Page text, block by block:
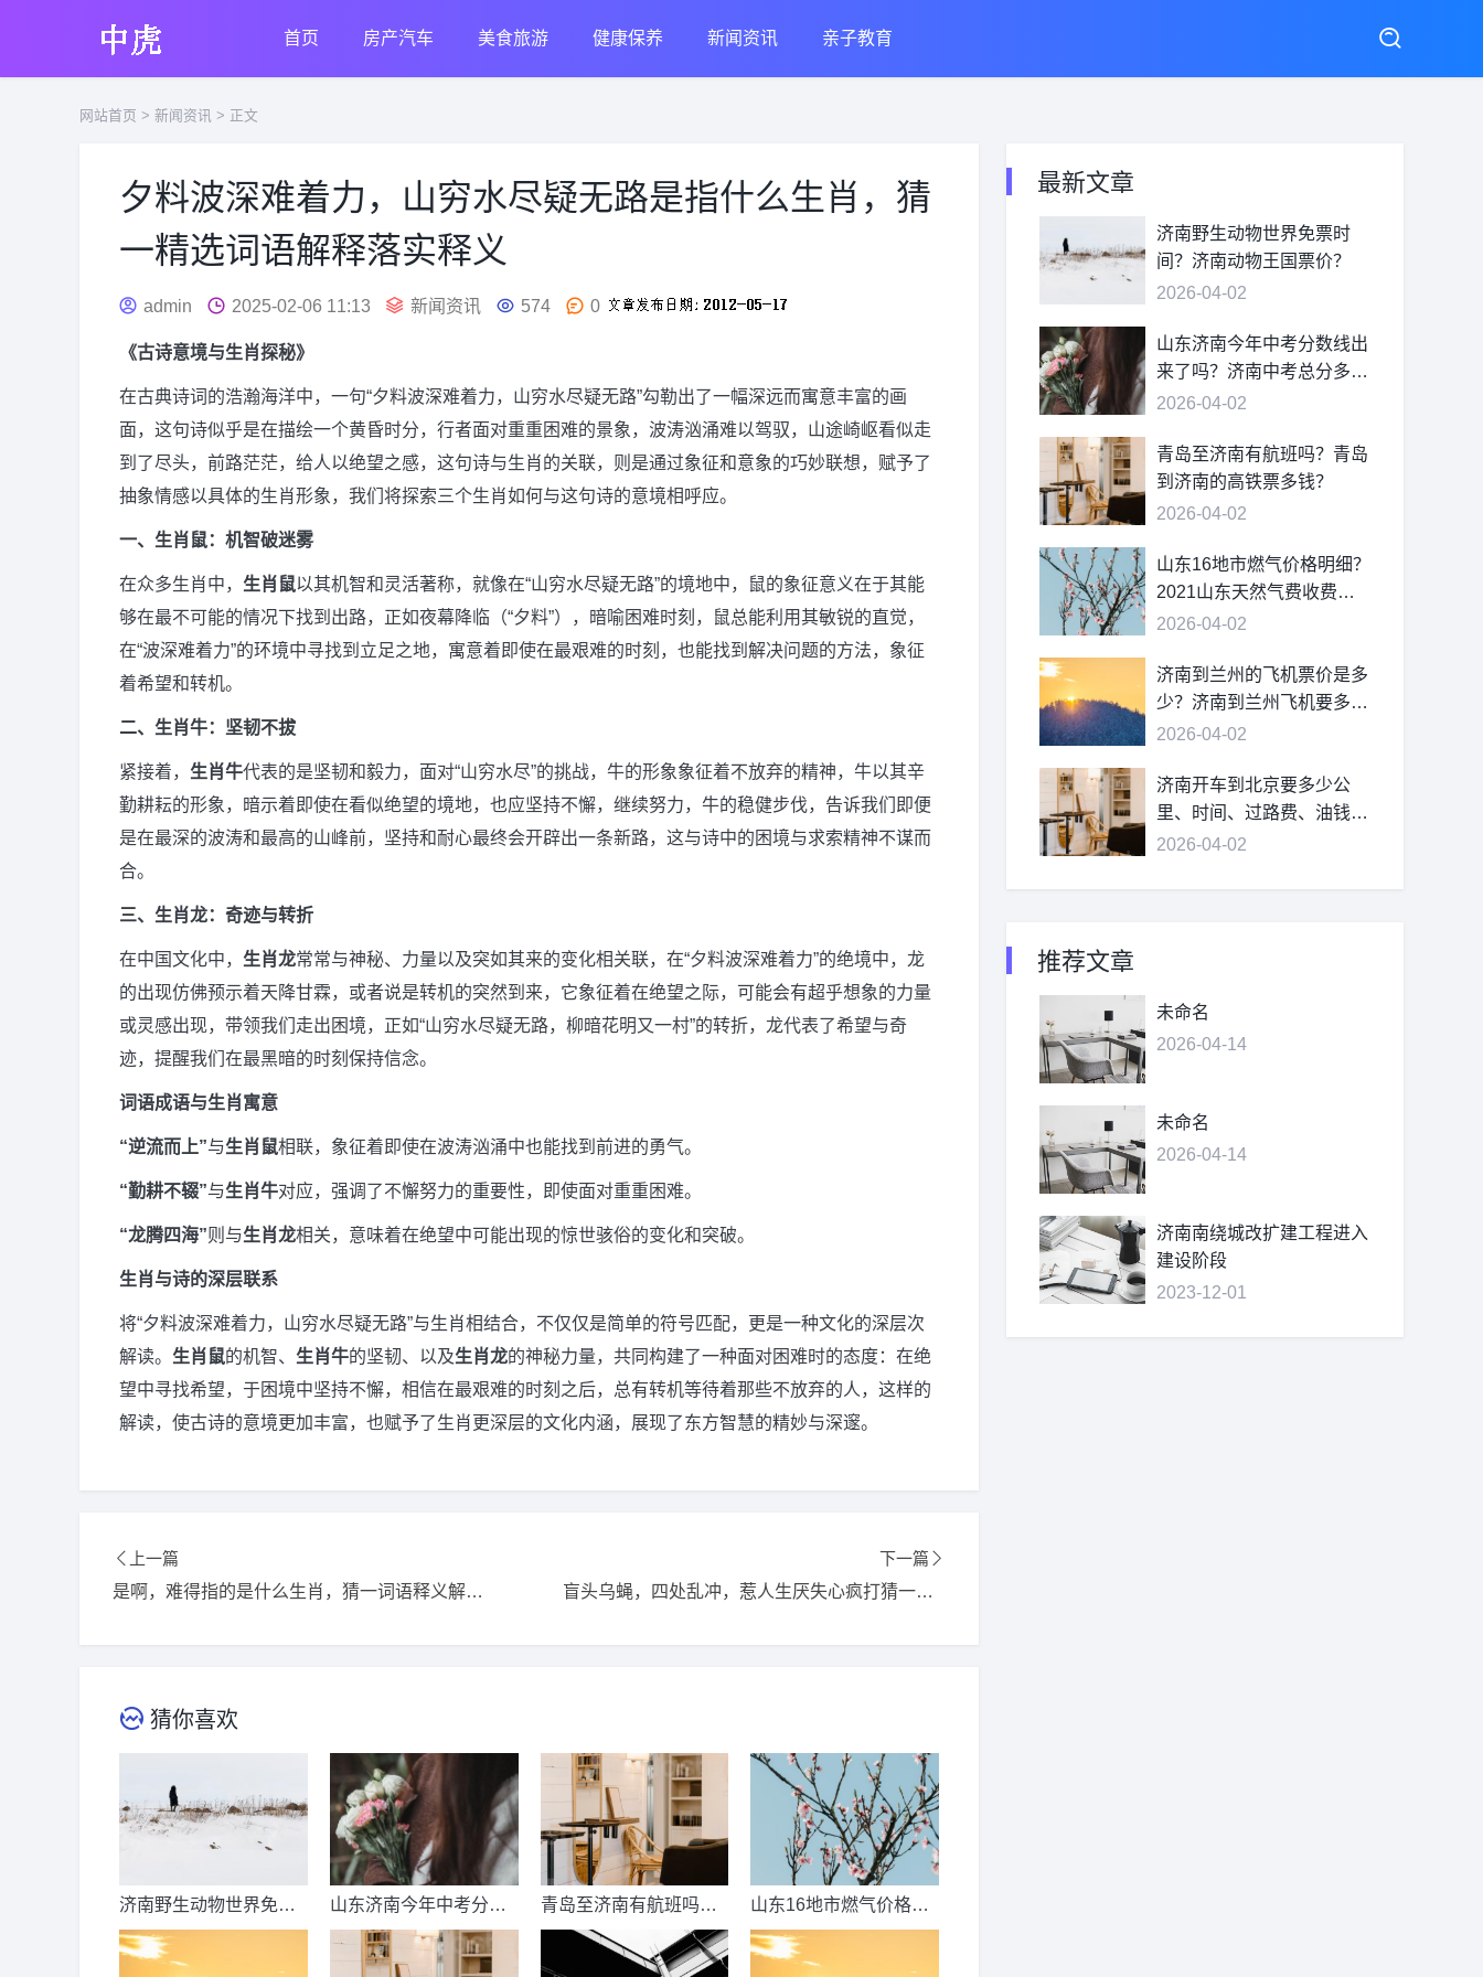
首页 房产汽车 美食旅游 健康保养 新闻资讯 亲子教育
网站首页 > 新闻资讯 > 正文
夕料波深难着力，山穷水尽疑无路是指什么生肖，猜
一精选词语解释落实释义
admin 2025-02-06 11:13 新闻资讯 574 0
《古诗意境与生肖探秘》
在古典诗词的浩瀚海洋中，一句“夕料波深难着力，山穷水尽疑无路”勾勒出了一幅深远而寓意丰富的画
面，这句诗似乎是在描绘一个黄昏时分，行者面对重重困难的景象，波涛汹涌难以驾驭，山途崎岖看似走
到了尽头，前路茫茫，给人以绝望之感，这句诗与生肖的关联，则是通过象征和意象的巧妙联想，赋予了
抽象情感以具体的生肖形象，我们将探索三个生肖如何与这句诗的意境相呼应。
一、生肖鼠：机智破迷雾
在众多生肖中， 生肖鼠以其机智和灵活著称，就像在“山穷水尽疑无路”的境地中，鼠的象征意义在于其能
够在最不可能的情况下找到出路，正如夜幕降临（“夕料”），暗喻困难时刻，鼠总能利用其敏锐的直觉，
在“波深难着力”的环境中寻找到立足之地，寓意着即使在最艰难的时刻，也能找到解决问题的方法，象征
着希望和转机。
二、生肖牛：坚韧不拔
紧接着， 生肖牛代表的是坚韧和毅力，面对“山穷水尽”的挑战，牛的形象象征着不放弃的精神，牛以其辛
勤耕耘的形象，暗示着即使在看似绝望的境地，也应坚持不懈，继续努力，牛的稳健步伐，告诉我们即便
是在最深的波涛和最高的山峰前，坚持和耐心最终会开辟出一条新路，这与诗中的困境与求索精神不谋而
合。
三、生肖龙：奇迹与转折
在中国文化中， 生肖龙常常与神秘、力量以及突如其来的变化相关联，在“夕料波深难着力”的绝境中，龙
的出现仿佛预示着天降甘霖，或者说是转机的突然到来，它象征着在绝望之际，可能会有超乎想象的力量
或灵感出现，带领我们走出困境，正如“山穷水尽疑无路，柳暗花明又一村”的转折，龙代表了希望与奇
迹，提醒我们在最黑暗的时刻保持信念。
词语成语与生肖寓意
“逆流而上”与生肖鼠相联，象征着即使在波涛汹涌中也能找到前进的勇气。
“勤耕不辍”与生肖牛对应，强调了不懈努力的重要性，即使面对重重困难。
“龙腾四海”则与生肖龙相关，意味着在绝望中可能出现的惊世骇俗的变化和突破。
生肖与诗的深层联系
将“夕料波深难着力，山穷水尽疑无路”与生肖相结合，不仅仅是简单的符号匹配，更是一种文化的深层次
解读。 生肖鼠的机智、 生肖牛的坚韧、以及生肖龙的神秘力量，共同构建了一种面对困难时的态度：在绝
望中寻找希望，于困境中坚持不懈，相信在最艰难的时刻之后，总有转机等待着那些不放弃的人，这样的
解读，使古诗的意境更加丰富，也赋予了生肖更深层的文化内涵，展现了东方智慧的精妙与深邃。
上一篇
是啊，难得指的是什么生肖，猜一词语释义解释落实
下一篇
盲头乌蝇，四处乱冲，惹人生厌失心疯打猜一准确生肖，解释词语释义落实
猜你喜欢
济南野生动物世界免票
时间？济南动物王国票
山东济南今年中考分数
线出来了吗？济南中考
总分多少？
青岛至济南有航班吗？
青岛到济南的高铁票多
钱？
山东16地市燃气价格明
细？2021山东天然气费
收费标准？
最新文章
济南野生动物世界免票时
间？济南动物王国票价？
2026-04-02
山东济南今年中考分数线出
来了吗？济南中考总分多
少？
2026-04-02
青岛至济南有航班吗？青岛
到济南的高铁票多钱？
2026-04-02
山东16地市燃气价格明细？
2021山东天然气费收费标
准？
2026-04-02
济南到兰州的飞机票价是多
少？济南到兰州飞机要多
久？
2026-04-02
济南开车到北京要多少公
里、时间、过路费、油钱？
济南到北京多少公里？
2026-04-02
推荐文章
未命名
2026-04-14
未命名
2026-04-14
济南南绕城改扩建工程进入
建设阶段
2023-12-01